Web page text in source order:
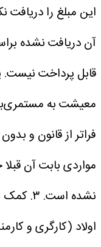
این مبلغ را دریافت
آن دریافت نشده
قابل پرداخت نیست.
معیشت به
فراتر از قانون و
مواردی بابت آن
نشده است. ۳. کمک
اولاد (کارگری و